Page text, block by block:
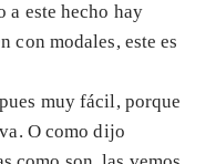
a este hecho hay
con modales, este es
muy fácil, porque
O como dijo